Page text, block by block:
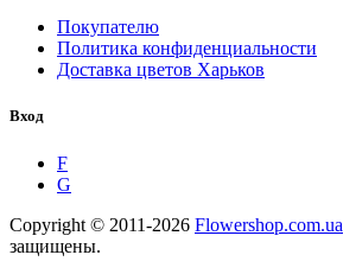
Покупателю
Политика конфиденциальности
Доставка цветов Харьков
Вход
F
G
Copyright © 2011-2026 Flowershop.com.ua
защищены.